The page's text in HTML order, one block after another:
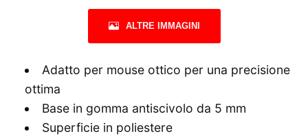
ALTRE IMMAGINI
Adatto per mouse ottico per una precisione
ottima
Base in gomma antiscivolo da 5 mm
Superficie in poliestere